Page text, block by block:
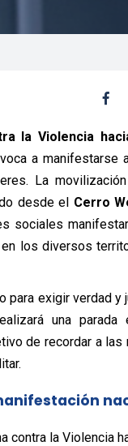
la Violencia
a
La
desde el Cerro
sociales
los diversos
para exigir verdad y
una
de recordar a
contra la Violencia